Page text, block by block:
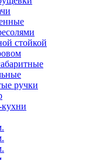
стойкой
ручки